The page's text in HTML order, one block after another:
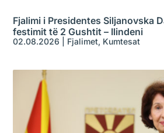
Fjalimi i Presidentes Siljanovska
festimit të 2 Gushtit – Ilindeni
02.08.2026 Fjalimet, Kumtesat